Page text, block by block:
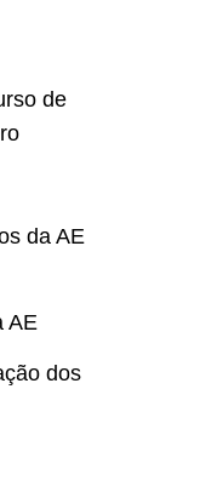
de
da AE
AE
dos